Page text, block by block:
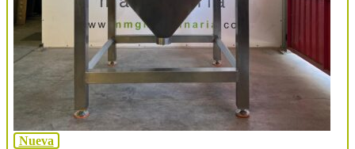
Nueva